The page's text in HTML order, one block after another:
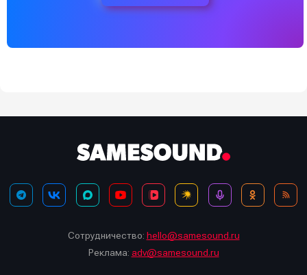
Сотрудничество: hello@samesound.ru
Реклама: adv@samesound.ru